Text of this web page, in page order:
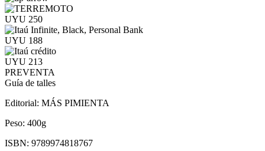
UYU 250
UYU 188
UYU 213
PREVENTA
Guía de talles
Editorial: MÁS PIMIENTA
Peso: 400g
ISBN: 9789974818767